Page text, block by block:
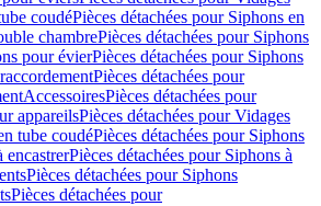
coudéPièces détachées pour Siphons en
chambrePièces détachées pour Siphons
pour évierPièces détachées pour Siphons
Pièces détachées pour
AccessoiresPièces détachées pour
appareilsPièces détachées pour Vidages
tube coudéPièces détachées pour Siphons
encastrerPièces détachées pour Siphons à
Pièces détachées pour Siphons
Pièces détachées pour